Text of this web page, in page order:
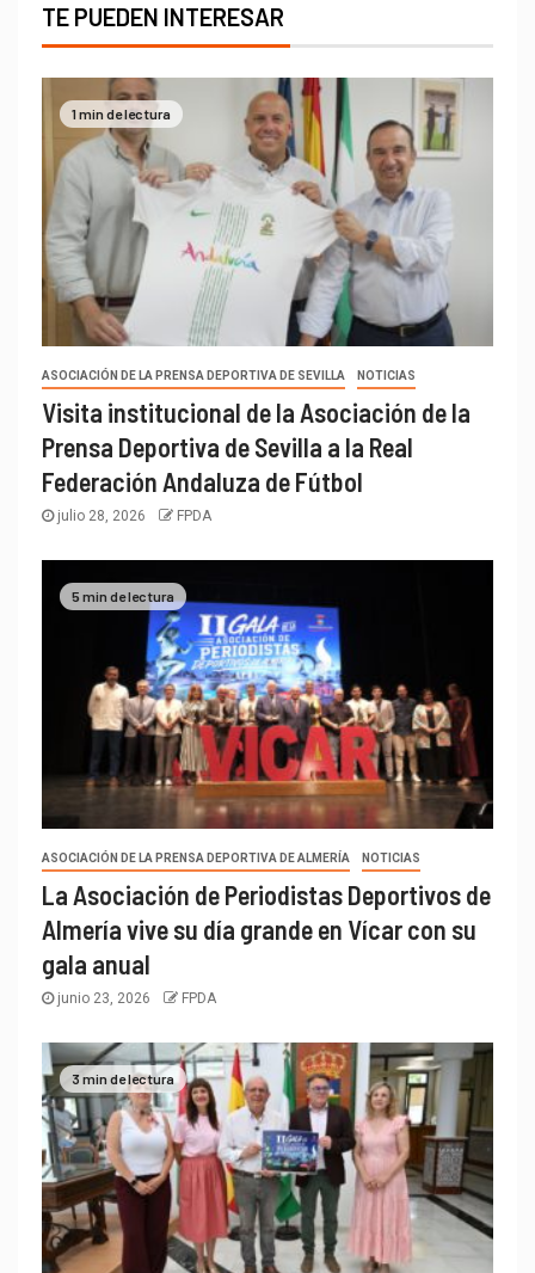
TE PUEDEN INTERESAR
1 min de lectura
ASOCIACIÓN DE LA PRENSA DEPORTIVA DE SEVILLA NOTICIAS
Visita institucional de la Asociación de la
Prensa Deportiva de Sevilla a la Real
Federación Andaluza de Fútbol
julio 28, 2026 FPDA
5 min de lectura
ASOCIACIÓN DE LA PRENSA DEPORTIVA DE ALMERÍA NOTICIAS
La Asociación de Periodistas Deportivos de
Almería vive su día grande en Vícar con su
gala anual
junio 23, 2026 FPDA
3 min de lectura